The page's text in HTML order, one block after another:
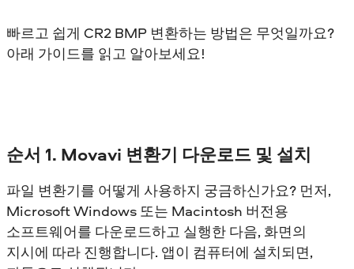
빠르고 쉽게 CR2 BMP 변환하는 방법은 무엇일까요?
아래 가이드를 읽고 알아보세요!
순서 1. Movavi 변환기 다운로드 및 설치
파일 변환기를 어떻게 사용하지 궁금하신가요? 먼저,
Microsoft Windows 또는 Macintosh 버전용
소프트웨어를 다운로드하고 실행한 다음, 화면의
지시에 따라 진행합니다. 앱이 컴퓨터에 설치되면,